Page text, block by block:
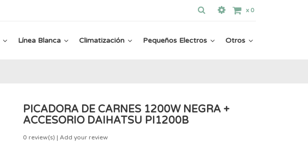
x 0
Línea Blanca Climatización Pequeños Electros Otros
PICADORA DE CARNES 1200W NEGRA +
ACCESORIO DAIHATSU PI1200B
0 review(s) | Add your review